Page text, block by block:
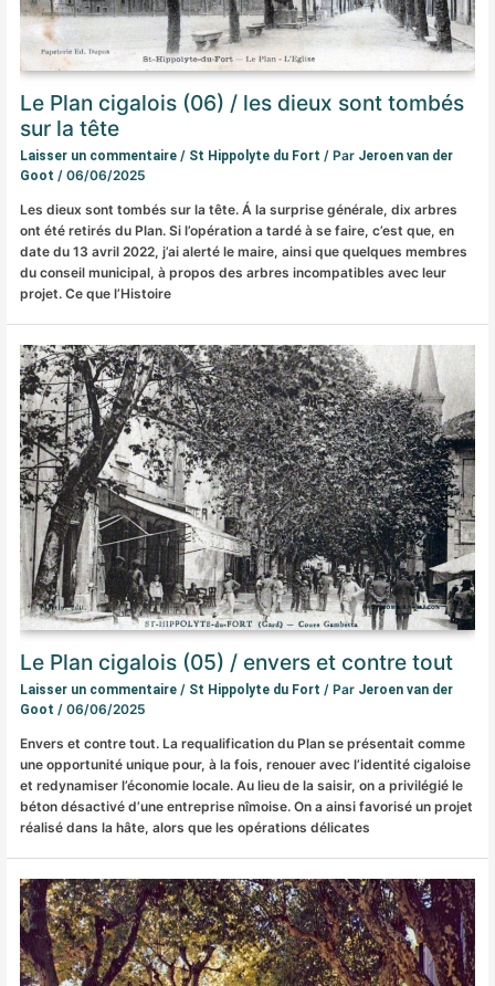
Le Plan cigalois (06) / les dieux sont tombés
sur la tête
Laisser un commentaire / St Hippolyte du Fort / Par Jeroen van der
Goot/06/06/2025
Les dieux sont tombés sur la tête. Á la surprise générale, dix arbres
ont été retirés du Plan. Si l’opération a tardé à se faire, c’est que, en
date du 13 avril 2022, j’ai alerté le maire, ainsi que quelques membres
du conseil municipal, à propos des arbres incompatibles avec leur
projet. Ce que l’Histoire
Le Plan cigalois (05) / envers et contre tout
Laisser un commentaire / St Hippolyte du Fort / Par Jeroen van der
Goot/06/06/2025
Envers et contre tout. La requalification du Plan se présentait comme
une opportunité unique pour, à la fois, renouer avec l’identité cigaloise
et redynamiser l’économie locale. Au lieu de la saisir, on a privilégié le
béton désactivé d’une entreprise nîmoise. On a ainsi favorisé un projet
réalisé dans la hâte, alors que les opérations délicates